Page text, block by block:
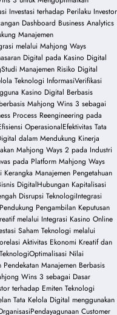
Investasi terhadap Perilaku Investor
Dashboard Business Analytics
Manajemen
melalui Mahjong Ways
Digital pada Kasino Digital
Studi Manajemen Risiko Digital
Teknologi InformasiVerifikasi
Kasino Digital Berbasis
Mahjong Wins 3 sebagai
Process Reengineering pada
OperasionalEfektivitas Tata
dalam Mendukung Kinerja
Mahjong Ways 2 pada Industri
pada Platform Mahjong Ways
Kerangka Manajemen Pengetahuan
DigitalHubungan Kapitalisasi
Disrupsi TeknologiIntegrasi
Pengambilan Keputusan
melalui Integrasi Kasino Online
Saham Teknologi melalui
Aktivitas Ekonomi Kreatif dan
Optimalisasi Nilai
Manajemen Berbasis
Wins 3 sebagai Dasar
terhadap Emiten Teknologi
Tata Kelola Digital menggunakan
Pendayagunaan Customer